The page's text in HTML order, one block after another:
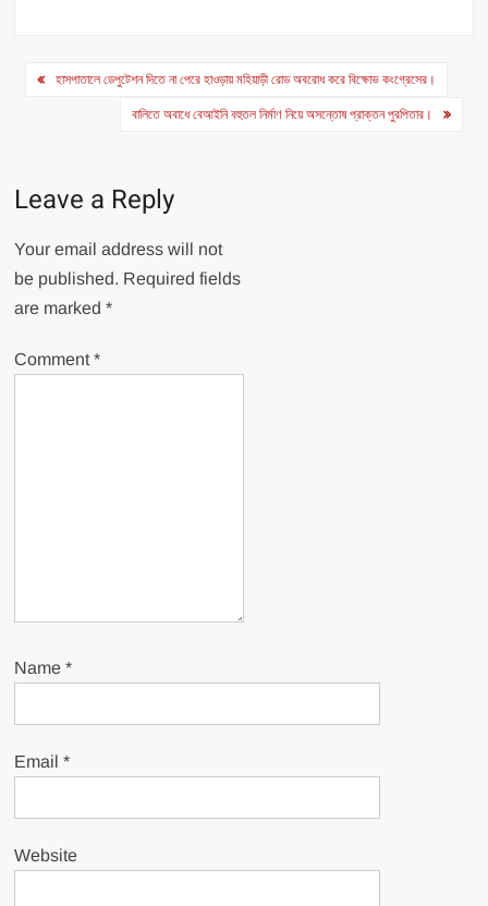
Post
navigation
হাসপাতালে ডেপুটেশন দিতে না পেরে হাওড়ায় মহিয়াড়ী রোড অবরোধ করে বিক্ষোভ কংগ্রেসের।
বালিতে অবাধে বেআইনি বহুতল নির্মাণ নিয়ে অসন্তোষ প্রাক্তন পুরপিতার।
Leave a Reply
Your email address will not
be published. Required fields
are marked*
Comment*
Name*
Email*
Website